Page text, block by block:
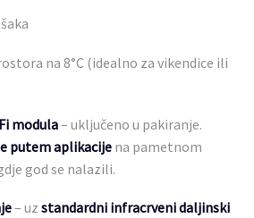
na 8°C (idealno za vikendice ili
modula– uključeno u pakiranje.
putem aplikacije na pametnom
god se nalazili.
– uz standardni infracrveni daljinski